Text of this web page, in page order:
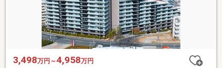
3,498万円～4,958万円